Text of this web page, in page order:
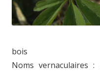
bois
Noms vernaculaires